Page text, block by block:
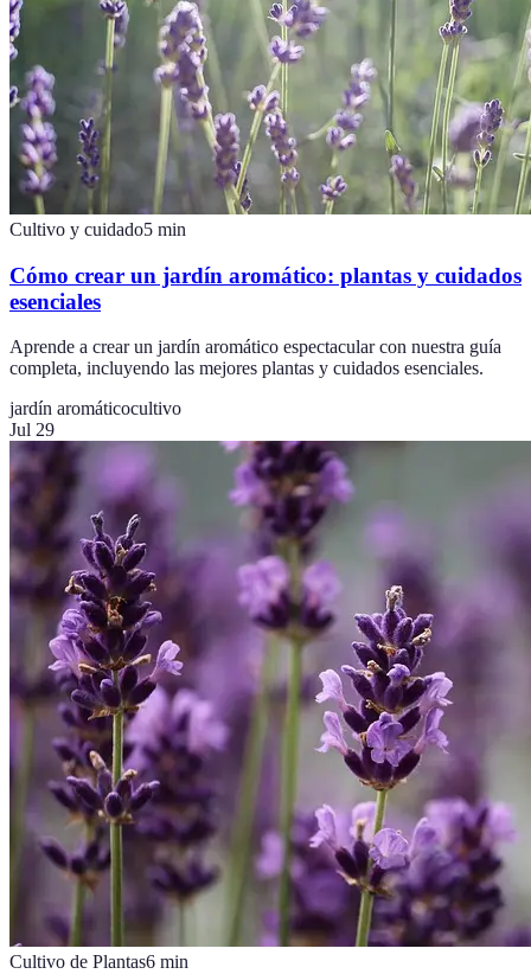
Cultivo y cuidado5 min
Cómo crear un jardín aromático: plantas y cuidados
esenciales
Aprende a crear un jardín aromático espectacular con nuestra guía
completa, incluyendo las mejores plantas y cuidados esenciales.
jardín aromáticocultivo
Jul 29
Cultivo de Plantas6 min